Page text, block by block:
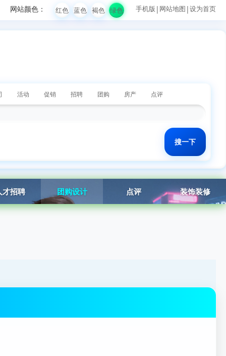
手机版 | 网站地图 |设为首页
红色 蓝色 褐色 绿色
网站颜色：
活动 促销 招聘 团购 房产 点评
才招聘 团购设计 点评 装饰装修